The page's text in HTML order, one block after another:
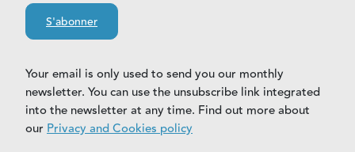
S'abonner
Your email is only used to send you our monthly
newsletter. You can use the unsubscribe link integrated
into the newsletter at any time. Find out more about
our Privacy and Cookies policy